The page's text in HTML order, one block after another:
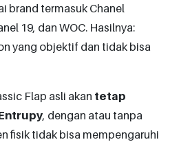
brand termasuk Chanel
19, dan WOC. Hasilnya:
yang objektif dan tidak bisa
Flap asli akan tetap
, dengan atau tanpa
fisik tidak bisa mempengaruhi